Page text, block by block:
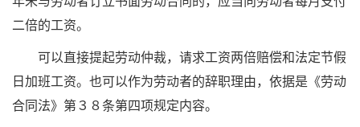
二倍的工资。
可以直接提起劳动仲裁，请求工资两倍赔偿和法定节假
日加班工资。也可以作为劳动者的辞职理由，依据是《劳动
合同法》第３８条第四项规定内容。